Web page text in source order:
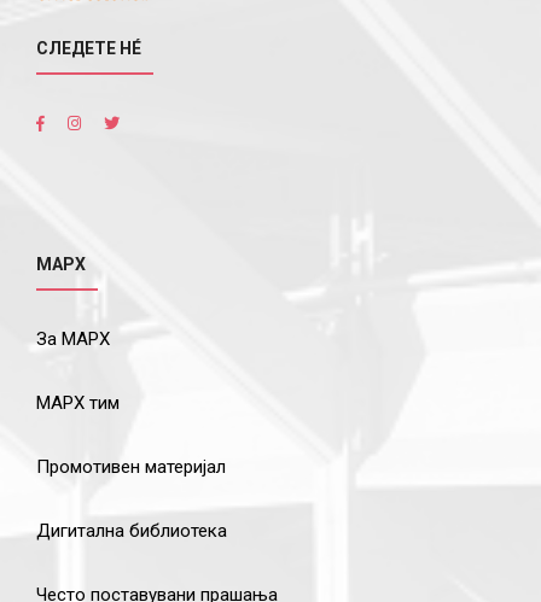
СЛЕДЕТЕ НÉ
МАРХ
За МАРХ
МАРХ тим
Промотивен материјал
Дигитална библиотека
Често поставувани прашања